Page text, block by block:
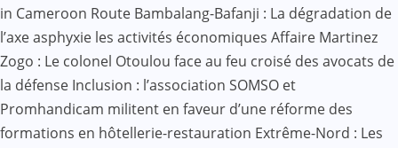
in Cameroon Route Bambalang-Bafanji : La dégradation de
l’axe asphyxie les activités économiques Affaire Martinez
Zogo : Le colonel Otoulou face au feu croisé des avocats de
la défense Inclusion : l’association SOMSO et
Promhandicam militent en faveur d’une réforme des
formations en hôtellerie-restauration Extrême-Nord : Les